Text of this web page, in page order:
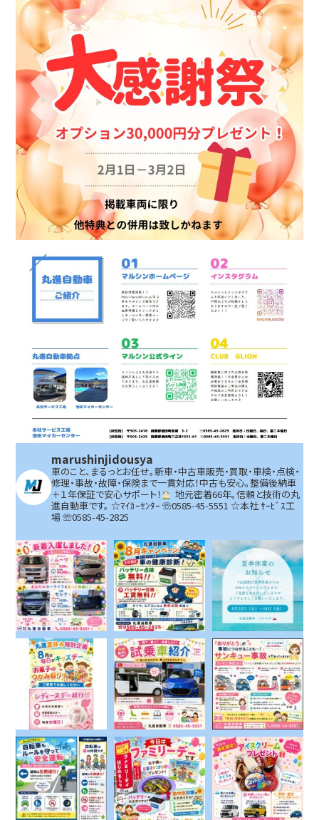
marushinjidousya
車のこと、まるっとお任せ。新車・中古車販売・買取・車検・点検・
修理・事故・故障・保険まで一貫対応！中古も安心。整備後納車
＋１年保証で安心サポート！
地元密着66年。信頼と技術の丸
進自動車です。 ☆ﾏｲｶｰｾﾝﾀｰ ☏0585-45-5551 ☆本社 ｻｰﾋﾞｽ工
場 ☏0585-45-2825